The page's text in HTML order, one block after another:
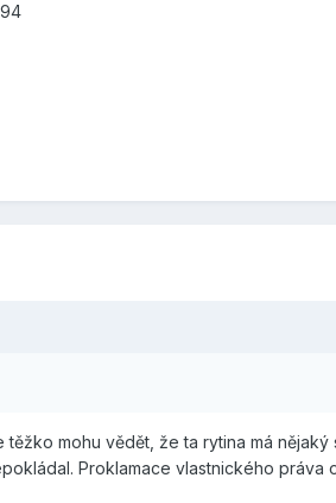
mohu vědět, že ta rytina má nějaký
Proklamace vlastnického práva